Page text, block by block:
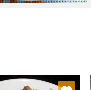
Dodaj do ulubionych